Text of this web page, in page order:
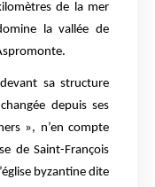
de la mer
la vallée de
sa structure
depuis ses
», n’en compte
de Saint-François
byzantine dite